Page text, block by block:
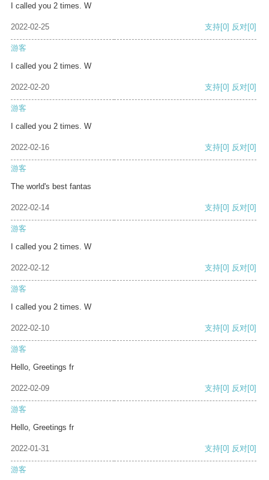
I called you 2 times. W
2022-02-25 支持[0] 反对[0]
游客
I called you 2 times. W
2022-02-20 支持[0] 反对[0]
游客
I called you 2 times. W
2022-02-16 支持[0] 反对[0]
游客
The world's best fantas
2022-02-14 支持[0] 反对[0]
游客
I called you 2 times. W
2022-02-12 支持[0] 反对[0]
游客
I called you 2 times. W
2022-02-10 支持[0] 反对[0]
游客
Hello, Greetings fr
2022-02-09 支持[0] 反对[0]
游客
Hello, Greetings fr
2022-01-31 支持[0] 反对[0]
游客